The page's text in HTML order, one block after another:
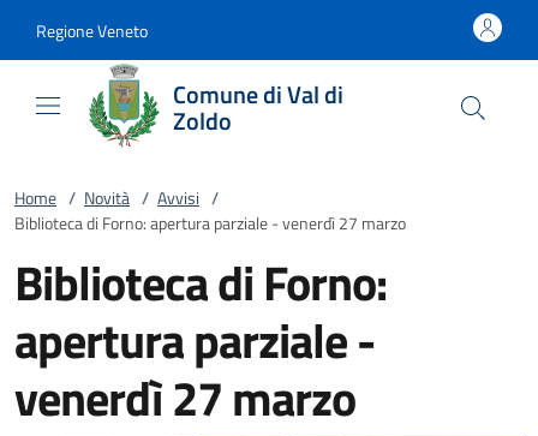
Regione Veneto
Comune di Val di
Zoldo
Home / Novità / Avvisi /
Biblioteca di Forno: apertura parziale - venerdì 27 marzo
Biblioteca di Forno:
apertura parziale -
venerdì 27 marzo